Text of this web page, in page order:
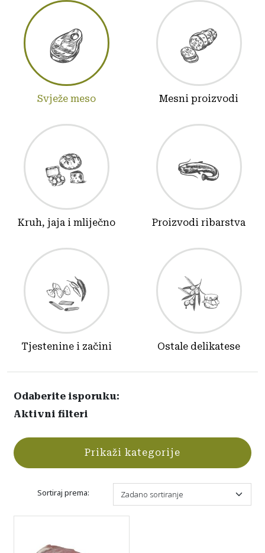
Svježe meso Mesni proizvodi
Kruh, jaja i mliječno Proizvodi ribarstva
Tjestenine i začini Ostale delikatese
Odaberite isporuku:
Aktivni filteri
Prikaži kategorije
Sortiraj prema: